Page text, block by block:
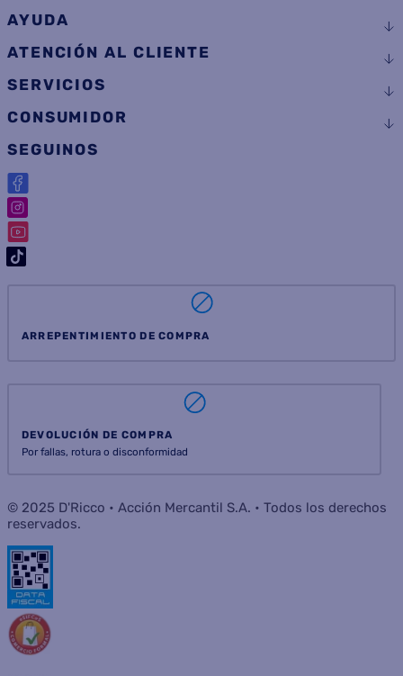
AYUDA
ATENCIÓN AL CLIENTE
SERVICIOS
CONSUMIDOR
SEGUINOS
ARREPENTIMIENTO DE COMPRA
DEVOLUCIÓN DE COMPRA
Por fallas, rotura o disconformidad
© 2025 D'Ricco • Acción Mercantil S.A. • Todos los derechos
reservados.